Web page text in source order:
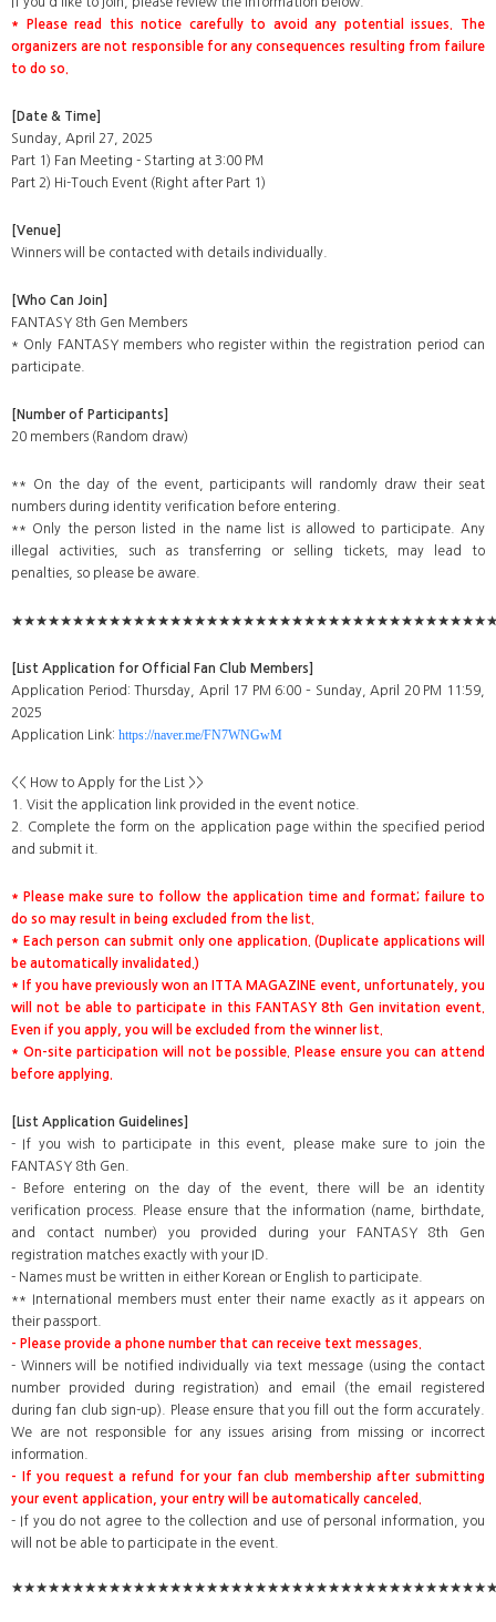
* Please read this notice carefully to avoid any potential issues. The
organizers are not responsible for any consequences resulting from failure
to do so.
[Date & Time]
Sunday, April 27, 2025
Part 1) Fan Meeting - Starting at 3:00 PM
Part 2) Hi-Touch Event (Right after Part 1)
[Venue]
Winners will be contacted with details individually.
[Who Can Join]
FANTASY 8th Gen Members
* Only FANTASY members who register within the registration period can
participate.
[Number of Participants]
20 members (Random draw)
** On the day of the event, participants will randomly draw their seat
numbers during identity verification before entering.
** Only the person listed in the name list is allowed to participate. Any
illegal activities, such as transferring or selling tickets, may lead to
penalties, so please be aware.
[List Application for Official Fan Club Members]
Application Period: Thursday, April 17 PM 6:00 – Sunday, April 20 PM 11:59,
2025
Application Link: https://naver.me/FN7WNGwM
<< How to Apply for the List >>
1. Visit the application link provided in the event notice.
2. Complete the form on the application page within the specified period
and submit it.
* Please make sure to follow the application time and format; failure to
do so may result in being excluded from the list.
* Each person can submit only one application. (Duplicate applications will
be automatically invalidated.)
* If you have previously won an ITTA MAGAZINE event, unfortunately, you
will not be able to participate in this FANTASY 8th Gen invitation event.
Even if you apply, you will be excluded from the winner list.
* On-site participation will not be possible. Please ensure you can attend
before applying.
[List Application Guidelines]
- If you wish to participate in this event, please make sure to join the
FANTASY 8th Gen.
- Before entering on the day of the event, there will be an identity
verification process. Please ensure that the information (name, birthdate,
and contact number) you provided during your FANTASY 8th Gen
registration matches exactly with your ID.
- Names must be written in either Korean or English to participate.
** International members must enter their name exactly as it appears on
their passport.
- Please provide a phone number that can receive text messages.
- Winners will be notified individually via text message (using the contact
number provided during registration) and email (the email registered
during fan club sign-up). Please ensure that you fill out the form accurately.
We are not responsible for any issues arising from missing or incorrect
information.
- If you request a refund for your fan club membership after submitting
your event application, your entry will be automatically canceled.
- If you do not agree to the collection and use of personal information, you
will not be able to participate in the event.